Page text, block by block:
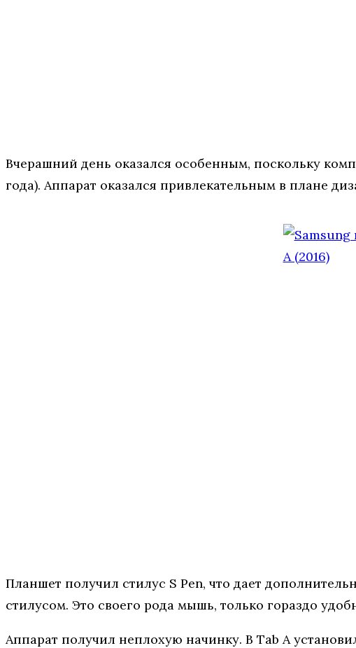
Вчерашний день оказался особенным, поскольку
года). Аппарат оказался привлекательным в плане
Планшет получил стилус S Pen, что дает
стилусом. Это своего рода мышь, только гораздо
Аппарат получил неплохую начинку. В Tab A